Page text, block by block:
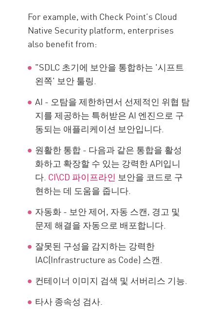
For example, with Check Point’s Cloud
Native Security platform, enterprises
also benefit from:
"SDLC 초기에 보안을 통합하는 '시프트
왼쪽' 보안 툴링.
AI - 오탐을 제한하면서 선제적인 위협 탐
지를 제공하는 특허받은 AI 엔진으로 구
동되는 애플리케이션 보안입니다.
원활한 통합 - 다음과 같은 통합을 활성
화하고 확장할 수 있는 강력한 API입니
다. CI\CD 파이프라인 보안을 코드로 구
현하는 데 도움을 줍니다.
자동화 - 보안 제어, 자동 스캔, 경고 및
문제 해결을 자동으로 배포합니다.
잘못된 구성을 감지하는 강력한
IAC(Infrastructure as Code) 스캔.
컨테이너 이미지 검색 및 서버리스 기능.
타사 종속성 검사.